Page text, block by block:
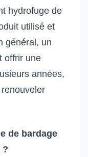
hydrofuge de
utilisé et
général, un
offrir une
années,
de bardage
?